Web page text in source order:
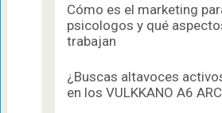
Cómo es el marketing
psicologos​ y qué
trabajan
¿Buscas altavoces
en los VULKKANO A6 ARC